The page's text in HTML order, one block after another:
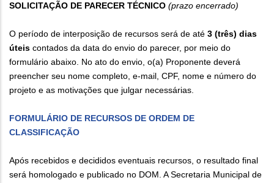
SOLICITAÇÃO DE PARECER TÉCNICO (prazo encerrado)
O período de interposição de recursos será de até 3 (três) dias
úteis contados da data do envio do parecer, por meio do
formulário abaixo. No ato do envio, o(a) Proponente deverá
preencher seu nome completo, e-mail, CPF, nome e número do
projeto e as motivações que julgar necessárias.
FORMULÁRIO DE RECURSOS DE ORDEM DE
CLASSIFICAÇÃO
Após recebidos e decididos eventuais recursos, o resultado final
será homologado e publicado no DOM. A Secretaria Municipal de